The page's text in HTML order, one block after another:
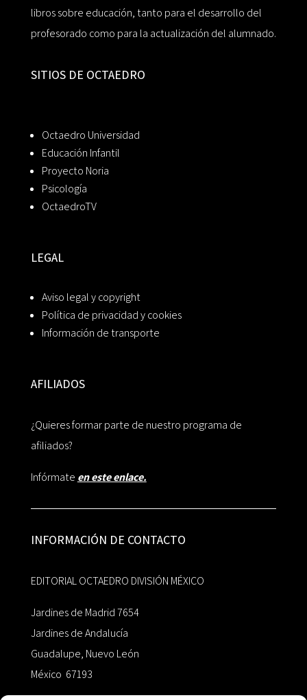
libros sobre educación, tanto para el desarrollo del
profesorado como para la actualización del alumnado.
SITIOS DE OCTAEDRO
Octaedro Universidad
Educación Infantil
Proyecto Noria
Psicología
OctaedroTV
LEGAL
Aviso legal y copyright
Política de privacidad y cookies
Información de transporte
AFILIADOS
¿Quieres formar parte de nuestro programa de
afiliados?
Infórmate en este enlace.
INFORMACIÓN DE CONTACTO
EDITORIAL OCTAEDRO DIVISIÓN MÉXICO
Jardines de Madrid 7654
Jardines de Andalucía
Guadalupe, Nuevo León
México 67193